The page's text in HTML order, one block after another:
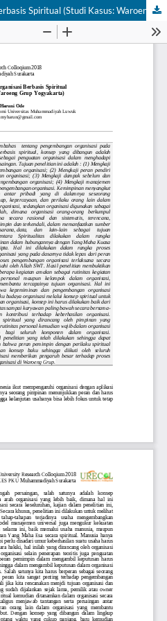
Pengembangan Organisasi Berbasis Spiritual (Studi Kasus: Waroeng Grup Yogyakarta)